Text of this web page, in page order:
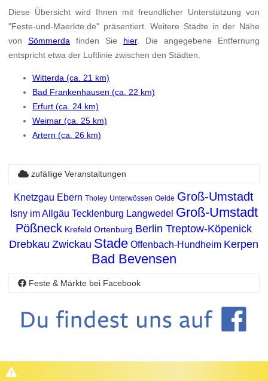
Diese Übersicht wird Ihnen mit freundlicher Unterstützung von
"Feste-und-Maerkte.de" präsentiert. Weitere Städte in der Nähe
vonSömmerda finden Sie hier. Die angegebene Entfernung
entspricht etwa der Luftlinie zwischen den Städten.
Witterda (ca. 21 km)
Bad Frankenhausen (ca. 22 km)
Erfurt (ca. 24 km)
Weimar (ca. 25 km)
Artern (ca. 26 km)
zufällige Veranstaltungen
Knetzgau Ebern Tholey Unterwössen Oelde Groß-Umstadt
Isny im Allgäu Tecklenburg Langwedel Groß-Umstadt
Pößneck Krefeld Ortenburg Berlin Treptow-Köpenick
Drebkau Zwickau Stade Offenbach-Hundheim Kerpen
Bad Bevensen
Feste & Märkte bei Facebook